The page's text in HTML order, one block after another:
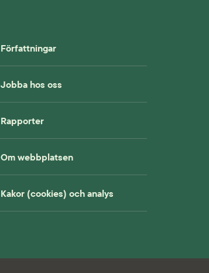
Författningar
Jobba hos oss
Rapporter
Om webbplatsen
Kakor (cookies) och analys